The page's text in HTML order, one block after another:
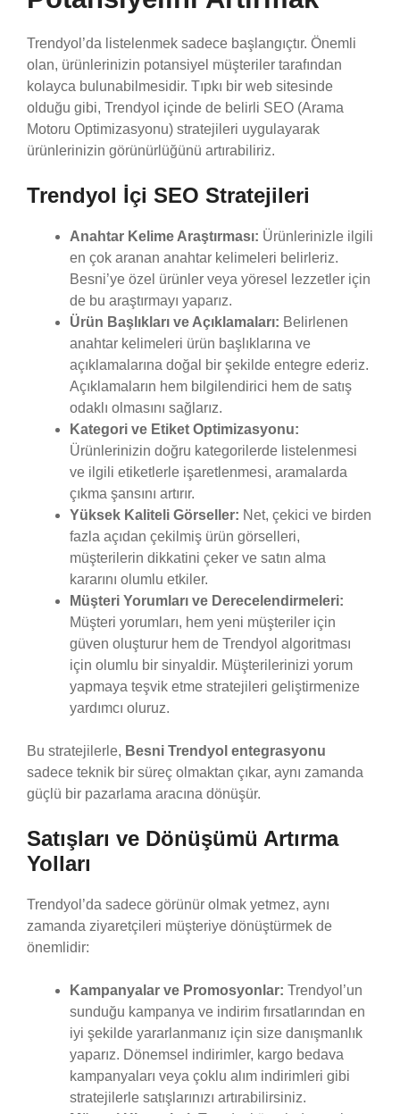
Trendyol’da listelenmek sadece başlangıçtır. Önemli
olan, ürünlerinizin potansiyel müşteriler tarafından
kolayca bulunabilmesidir. Tıpkı bir web sitesinde
olduğu gibi, Trendyol içinde de belirli SEO (Arama
Motoru Optimizasyonu) stratejileri uygulayarak
ürünlerinizin görünürlüğünü artırabiliriz.
Trendyol İçi SEO Stratejileri
Anahtar Kelime Araştırması: Ürünlerinizle ilgili
en çok aranan anahtar kelimeleri belirleriz.
Besni’ye özel ürünler veya yöresel lezzetler için
de bu araştırmayı yaparız.
Ürün Başlıkları ve Açıklamaları: Belirlenen
anahtar kelimeleri ürün başlıklarına ve
açıklamalarına doğal bir şekilde entegre ederiz.
Açıklamaların hem bilgilendirici hem de satış
odaklı olmasını sağlarız.
Kategori ve Etiket Optimizasyonu:
Ürünlerinizin doğru kategorilerde listelenmesi
ve ilgili etiketlerle işaretlenmesi, aramalarda
çıkma şansını artırır.
Yüksek Kaliteli Görseller: Net, çekici ve birden
fazla açıdan çekilmiş ürün görselleri,
müşterilerin dikkatini çeker ve satın alma
kararını olumlu etkiler.
Müşteri Yorumları ve Derecelendirmeleri:
Müşteri yorumları, hem yeni müşteriler için
güven oluşturur hem de Trendyol algoritması
için olumlu bir sinyaldir. Müşterilerinizi yorum
yapmaya teşvik etme stratejileri geliştirmenize
yardımcı oluruz.
Bu stratejilerle, Besni Trendyol entegrasyonu
sadece teknik bir süreç olmaktan çıkar, aynı zamanda
güçlü bir pazarlama aracına dönüşür.
Satışları ve Dönüşümü Artırma
Yolları
Trendyol’da sadece görünür olmak yetmez, aynı
zamanda ziyaretçileri müşteriye dönüştürmek de
önemlidir:
Kampanyalar ve Promosyonlar: Trendyol’un
sunduğu kampanya ve indirim fırsatlarından en
iyi şekilde yararlanmanız için size danışmanlık
yaparız. Dönemsel indirimler, kargo bedava
kampanyaları veya çoklu alım indirimleri gibi
stratejilerle satışlarınızı artırabilirsiniz.